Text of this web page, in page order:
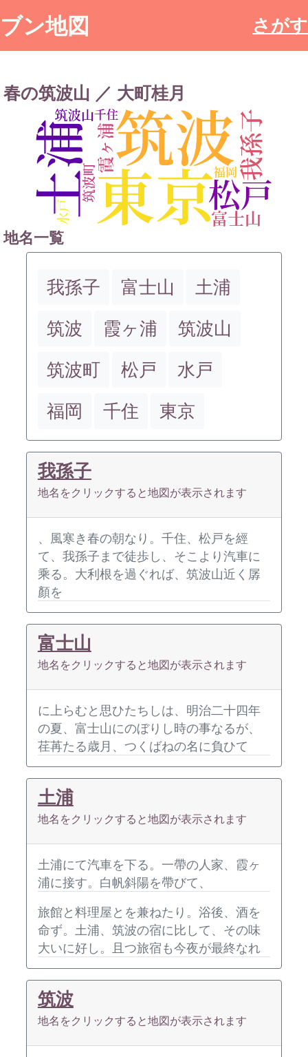
ブン地図 さがす
春の筑波山 ／ 大町桂月
地名一覧
我孫子 富士山
土浦
筑波
霞ヶ浦
筑波山
筑波町
松戸
水戸
福岡
千住 東京
我孫子
地名をクリックすると地図が表示されます
、風寒き春の朝なり。千住、松戸を經
て、我孫子まで徒歩し、そこより汽車に
乘る。大利根を過ぐれば、筑波山近く孱
顏を
富士山
地名をクリックすると地図が表示されます
に上らむと思ひたちしは、明治二十四年
の夏、富士山にのぼりし時の事なるが、
荏苒たる歳月、つくばねの名に負ひて
土浦
地名をクリックすると地図が表示されます
土浦にて汽車を下る。一帶の人家、霞ヶ
浦に接す。白帆斜陽を帶びて、
旅館と料理屋とを兼ねたり。浴後、酒を
命ず。土浦、筑波の宿に比して、その味
大いに好し。且つ旅宿も今夜が最終なれ
筑波
地名をクリックすると地図が表示されます